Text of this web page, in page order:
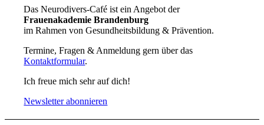
Das Neurodivers-Café ist ein Angebot der
Frauenakademie Brandenburg
im Rahmen von Gesundheitsbildung & Prävention.
Termine, Fragen & Anmeldung gern über das
Kontaktformular.
Ich freue mich sehr auf dich!
Newsletter abonnieren